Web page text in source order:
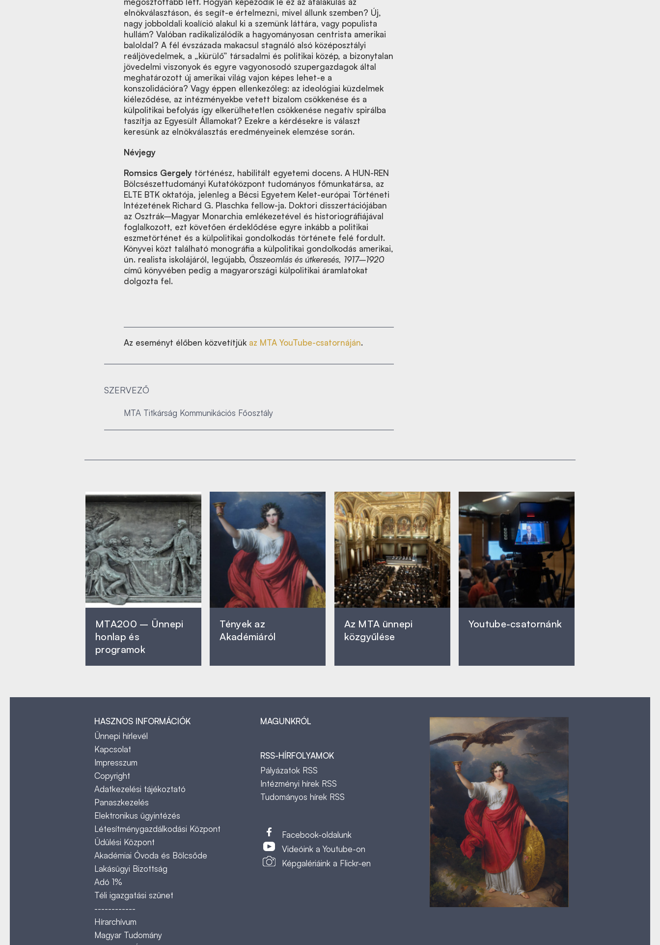
elnökválasztáson, és segít-e értelmezni, mivel állunk szemben? Új,
nagy jobboldali koalíció alakul ki a szemünk láttára, vagy populista
hullám? Valóban radikalizálódik a hagyományosan centrista amerikai
baloldal? A fél évszázada makacsul stagnáló alsó középosztályi
reáljövedelmek, a „kiürülő” társadalmi és politikai közép, a bizonytalan
jövedelmi viszonyok és egyre vagyonosodó szupergazdagok által
meghatározott új amerikai világ vajon képes lehet-e a
konszolidációra? Vagy éppen ellenkezőleg: az ideológiai küzdelmek
kiéleződése, az intézményekbe vetett bizalom csökkenése és a
külpolitikai befolyás így elkerülhetetlen csökkenése negatív spirálba
taszítja az Egyesült Államokat? Ezekre a kérdésekre is választ
keresünk az elnökválasztás eredményeinek elemzése során.
Névjegy
Romsics Gergely történész, habilitált egyetemi docens. A HUN-REN
Bölcsészettudományi Kutatóközpont tudományos főmunkatársa, az
ELTE BTK oktatója, jelenleg a Bécsi Egyetem Kelet-európai Történeti
Intézetének Richard G. Plaschka fellow-ja. Doktori disszertációjában
az Osztrák–Magyar Monarchia emlékezetével és historiográfiájával
foglalkozott, ezt követően érdeklődése egyre inkább a politikai
eszmetörténet és a külpolitikai gondolkodás története felé fordult.
Könyvei közt található monográfia a külpolitikai gondolkodás amerikai,
ún. realista iskolájáról, legújabb, Összeomlás és útkeresés, 1917–1920
című könyvében pedig a magyarországi külpolitikai áramlatokat
dolgozta fel.
Az eseményt élőben közvetítjük az MTA YouTube-csatornáján.
SZERVEZŐ
MTA Titkárság Kommunikációs Főosztály
MTA200 – Ünnepi
honlap és
programok
Tények az
Akadémiáról
Az MTA ünnepi
közgyűlése
Youtube-csatornánk
HASZNOS INFORMÁCIÓK
Ünnepi hírlevél
Kapcsolat
Impresszum
Copyright
Adatkezelési tájékoztató
Panaszkezelés
Elektronikus ügyintézés
Létesítménygazdálkodási Központ
Üdülési Központ
Akadémiai Óvoda és Bölcsőde
Lakásügyi Bizottság
Adó 1%
Téli igazgatási szünet
------------
Hírarchívum
Magyar Tudomány
MAGUNKRÓL
RSS-HÍRFOLYAMOK
Pályázatok RSS
Intézményi hírek RSS
Tudományos hírek RSS
Facebook-oldalunk
Videóink a Youtube-on
Képgalériáink a Flickr-en